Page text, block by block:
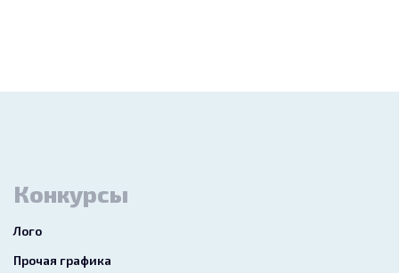
Конкурсы
Лого
Прочая графика